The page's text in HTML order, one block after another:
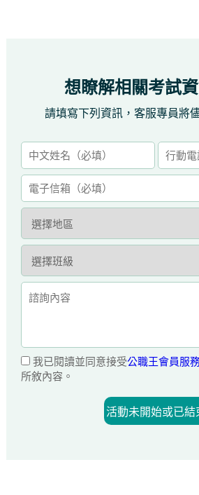
想瞭解相關考試
請填寫下列資訊，客服專員將
我已閱讀並同意接受公職王會員服
所敘內容。
活動未開始或已結